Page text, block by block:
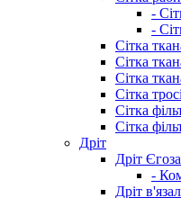
-
-
Сітка
Сітка
Сітка
Сітка
Сітка
Сітка
Дріт
Дріт Єгоза
-
Дріт